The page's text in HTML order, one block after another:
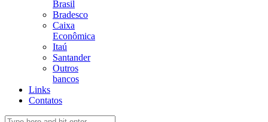
Brasil
Bradesco
Caixa
Econômica
Itaú
Santander
Outros
bancos
Links
Contatos